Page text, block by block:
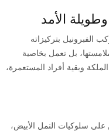
الفبرونيل بتركيزاته
بل تعمل بخاصية
وبقية أفراد المستعمرة،
على سلوكيات النمل الأبيض،